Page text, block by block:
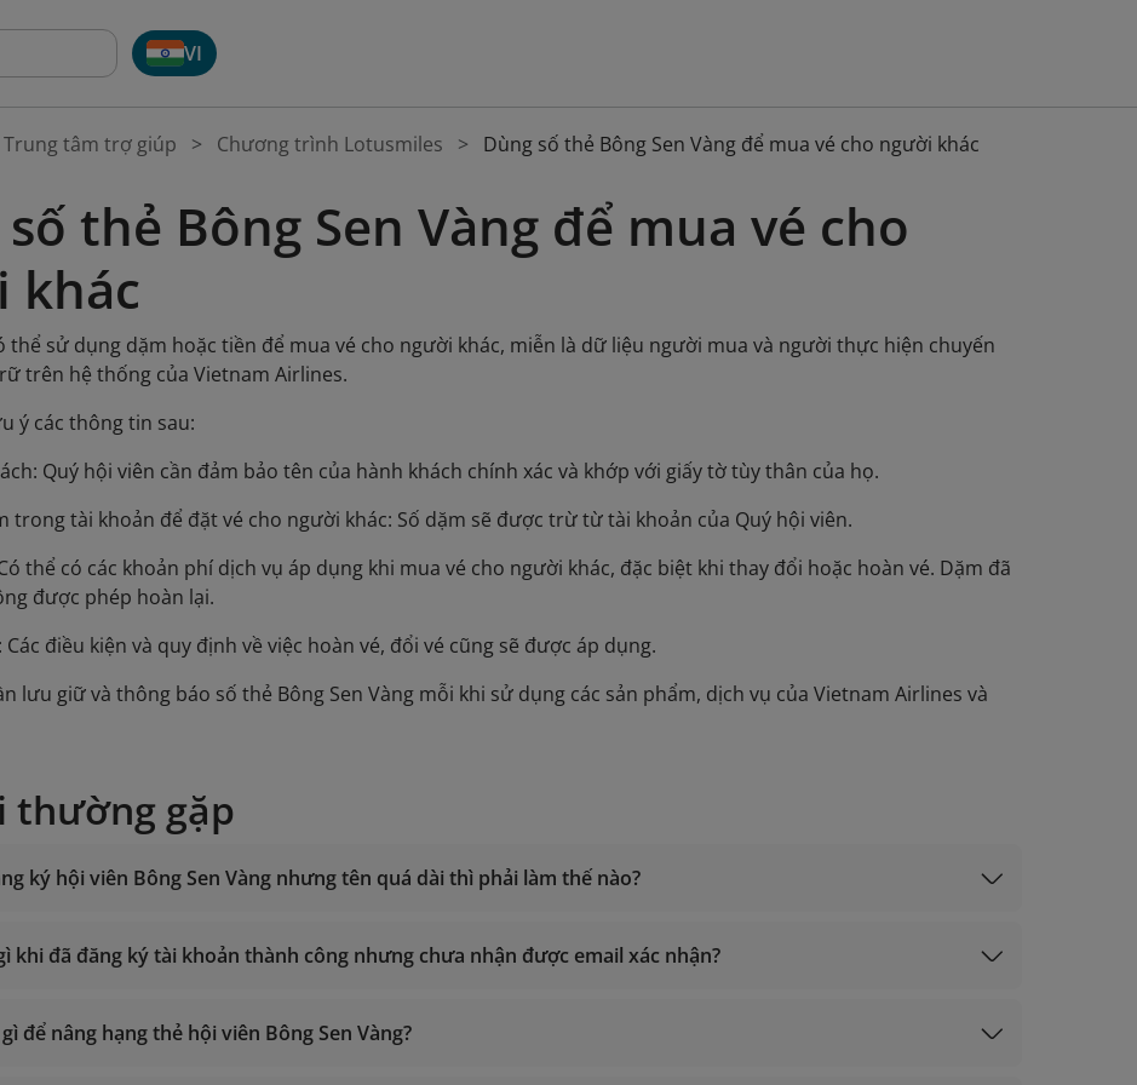
VI
Trung tâm trợ giúp Chương trình Lotusmiles Dùng số thẻ Bông Sen Vàng để mua vé cho người khác
thẻ Bông Sen Vàng để mua vé cho
khác
thể sử dụng dặm hoặc tiền để mua vé cho người khác, miễn là dữ liệu người mua và người thực hiện chuyến
trên hệ thống của Vietnam Airlines.
ý các thông tin sau:
Quý hội viên cần đảm bảo tên của hành khách chính xác và khớp với giấy tờ tùy thân của họ.
trong tài khoản để đặt vé cho người khác: Số dặm sẽ được trừ từ tài khoản của Quý hội viên.
thể có các khoản phí dịch vụ áp dụng khi mua vé cho người khác, đặc biệt khi thay đổi hoặc hoàn vé. Dặm đã
được phép hoàn lại.
điều kiện và quy định về việc hoàn vé, đổi vé cũng sẽ được áp dụng.
lưu giữ và thông báo số thẻ Bông Sen Vàng mỗi khi sử dụng các sản phẩm, dịch vụ của Vietnam Airlines và
thường gặp
ký hội viên Bông Sen Vàng nhưng tên quá dài thì phải làm thế nào?
ngoài về Việt Nam: +84 24 38320320
khi đã đăng ký tài khoản thành công nhưng chưa nhận được email xác nhận?
để nâng hạng thẻ hội viên Bông Sen Vàng?